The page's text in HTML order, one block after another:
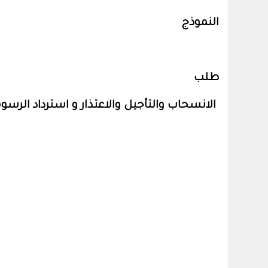
النموذج
طلب
الانسحاب والتأجيل والاعتذار و استرداد